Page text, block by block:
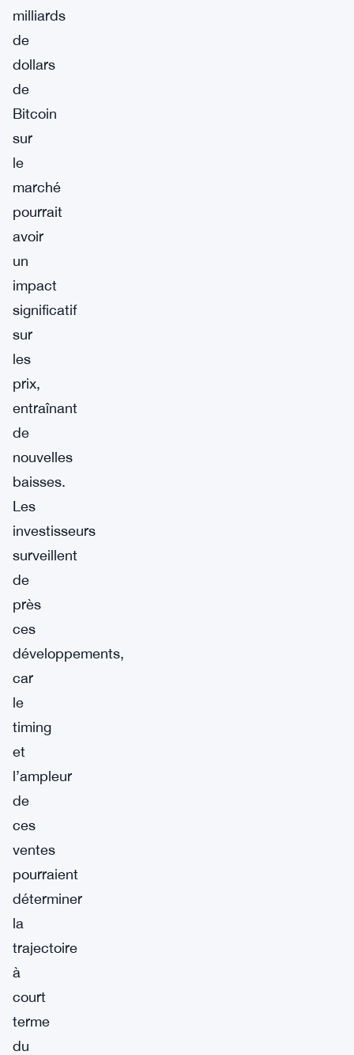
milliards
de
dollars
de
Bitcoin
sur
le
marché
pourrait
avoir
un
impact
significatif
sur
les
prix,
entraînant
de
nouvelles
baisses.
Les
investisseurs
surveillent
de
près
ces
développements,
car
le
timing
et
l’ampleur
de
ces
ventes
pourraient
déterminer
la
trajectoire
à
court
terme
du